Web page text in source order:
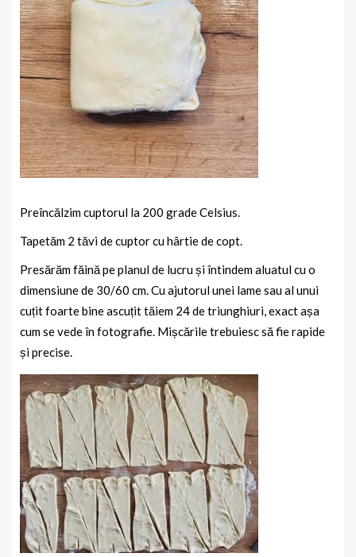
Preîncălzim cuptorul la 200 grade Celsius.
Tapetăm 2 tăvi de cuptor cu hârtie de copt.
Presărăm făină pe planul de lucru și întindem aluatul cu o
dimensiune de 30/60 cm.Cu ajutorul unei lame sau al unui
cuțit foarte bine ascuțit tăiem 24 de triunghiuri, exact așa
cum se vede în fotografie. Mișcările trebuiesc să fie rapide
și precise.